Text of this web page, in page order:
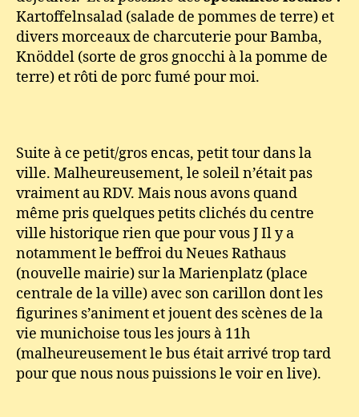
Kartoffelnsalad (salade de pommes de terre) et
divers morceaux de charcuterie pour Bamba,
Knöddel (sorte de gros gnocchi à la pomme de
terre) et rôti de porc fumé pour moi.
Suite à ce petit/gros encas, petit tour dans la
ville. Malheureusement, le soleil n’était pas
vraiment au RDV. Mais nous avons quand
même pris quelques petits clichés du centre
ville historique rien que pour vous J Il y a
notamment le beffroi du Neues Rathaus
(nouvelle mairie) sur la Marienplatz (place
centrale de la ville) avec son carillon dont les
figurines s’animent et jouent des scènes de la
vie munichoise tous les jours à 11h
(malheureusement le bus était arrivé trop tard
pour que nous nous puissions le voir en live).